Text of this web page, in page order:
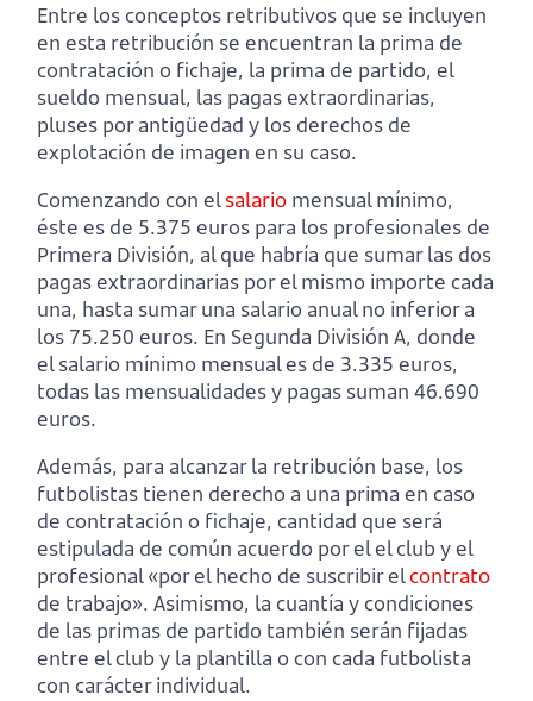
Entre los conceptos retributivos que se incluyen
en esta retribución se encuentran la prima de
contratación o fichaje, la prima de partido, el
sueldo mensual, las pagas extraordinarias,
pluses por antigüedad y los derechos de
explotación de imagen en su caso.
Comenzando con elsalario mensual mínimo,
éste es de 5.375 euros para los profesionales de
Primera División, al que habría que sumar las dos
pagas extraordinarias por el mismo importe cada
una, hasta sumar una salario anual no inferior a
los 75.250 euros. En Segunda División A, donde
el salario mínimo mensual es de 3.335 euros,
todas las mensualidades y pagas suman 46.690
euros.
Además, para alcanzar la retribución base, los
futbolistas tienen derecho a una prima en caso
de contratación o fichaje, cantidad que será
estipulada de común acuerdo por el el club y el
profesional «por el hecho de suscribir elcontrato
de trabajo». Asimismo, la cuantía y condiciones
de las primas de partido también serán fijadas
entre el club y la plantilla o con cada futbolista
con carácter individual.